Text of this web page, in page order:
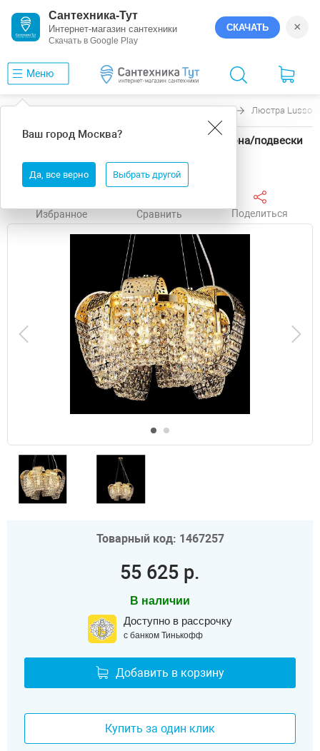
Сантехника-Тут
Интернет-магазин сантехники
Скачать в Google Play
СКАЧАТЬ ×
Меню
Ваш город Москва?
Да, все верно Выбрать другой
Люстра Lussole
Люстра Lussole Presidio LSP-6044 цвет плафона/подвески
Избранное Сравнить Поделиться
Товарный код: 1467257
55 625 р.
В наличии
Доступно в рассрочку
с банком Тинькофф
Добавить в корзину
Купить за один клик